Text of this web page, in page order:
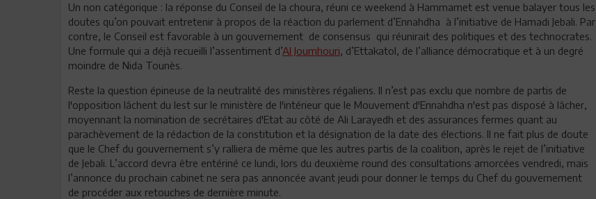
Un non catégorique : la réponse du Conseil de la choura, réuni ce weekend à Hammamet est venue balayer tous les
doutes qu’on pouvait entretenir à propos de la réaction du parlement d’Ennahdha à l’initiative de Hamadi Jebali. Par
contre, le Conseil est favorable à un gouvernement de consensus qui réunirait des politiques et des technocrates.
Une formule qui a déjà recueilli l’assentiment d’Al Joumhouri, d’Ettakatol, de l’alliance démocratique et à un degré
moindre de Nida Tounès.
Reste la question épineuse de la neutralité des ministères régaliens. Il n’est pas exclu que nombre de partis de
l'opposition lâchent du lest sur le ministère de l'intérieur que le Mouvement d'Ennahdha n'est pas disposé à lâcher,
moyennant la nomination de secrétaires d'Etat au côté de Ali Larayedh et des assurances fermes quant au
parachèvement de la rédaction de la constitution et la désignation de la date des élections. Il ne fait plus de doute
que le Chef du gouvernement s’y ralliera de même que les autres partis de la coalition, après le rejet de l’initiative
de Jebali. L’accord devra être entériné ce lundi, lors du deuxième round des consultations amorcées vendredi, mais
l’annonce du prochain cabinet ne sera pas annoncée avant jeudi pour donner le temps du Chef du gouvernement
de procéder aux retouches de dernière minute.